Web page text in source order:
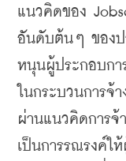
แนวคิดของ
อันดับต้นๆ ของป
หนุนผู้ประกอบกา
ในกระบวนการจ้
ผ่านแนวคิดการจ้
เป็นการรณรงค์ใ